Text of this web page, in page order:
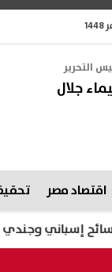
التحرير
جلال
اقتصاد مصر
إسرائيلي